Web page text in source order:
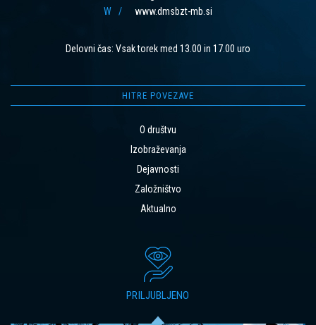
W
www.dmsbzt-mb.si
Delovni čas: Vsak torek med 13.00 in 17.00 uro
HITRE POVEZAVE
O društvu
Izobraževanja
Dejavnosti
Založništvo
Aktualno
PRILJUBLJENO